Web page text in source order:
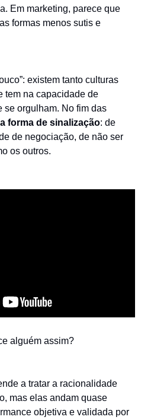
Em marketing, parece que
formas menos sutis e
existem tanto culturas
tem na capacidade de
se orgulham. No fim das
forma de sinalização: de
de negociação, de não ser
os outros.
alguém assim?
a tratar a racionalidade
mas elas andam quase
objetiva e validada por